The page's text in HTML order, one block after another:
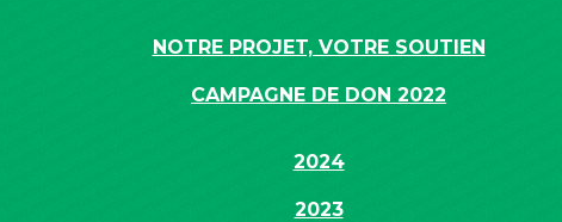
NOTRE PROJET, VOTRE SOUTIEN
CAMPAGNE DE DON 2022
2024
2023